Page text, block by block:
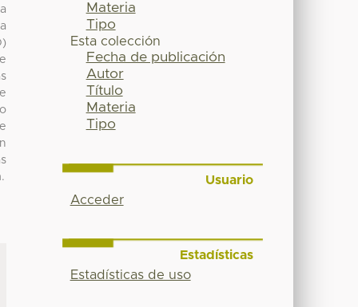
Materia
Tipo
Esta colección
Fecha de publicación
Autor
Título
Materia
Tipo
Usuario
Acceder
Estadísticas
Estadísticas de uso